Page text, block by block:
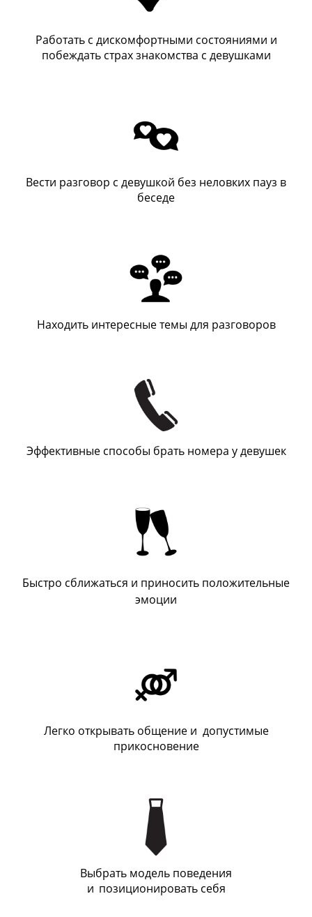
Работать с дискомфортными состояниями и
побеждать страх знакомства с девушками
Вести разговор с девушкой без неловких пауз в
беседе
Находить интересные темы для разговоров
Эффективные способы брать номера у девушек
Быстро сближаться и приносить положительные
эмоции
Легко открывать общение и допустимые
прикосновение
Выбрать модель поведения
и позиционировать себя